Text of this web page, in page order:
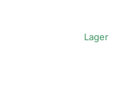
Lager